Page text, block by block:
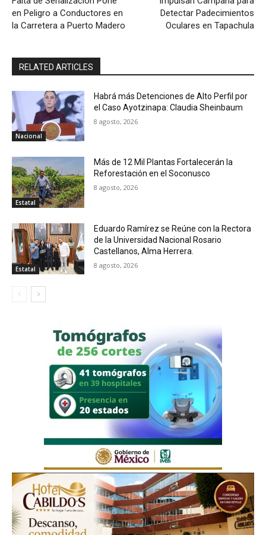
en Peligro a Conductores en
la Carretera a Puerto Madero
Detectar Padecimientos
Oculares en Tapachula
RELATED ARTICLES
Nacional
Habrá más Detenciones de Alto Perfil por
el Caso Ayotzinapa: Claudia Sheinbaum
8 agosto, 2026
Estatal
Más de 12 Mil Plantas Fortalecerán la
Reforestación en el Soconusco
8 agosto, 2026
Estatal
Eduardo Ramírez se Reúne con la Rectora
de la Universidad Nacional Rosario
Castellanos, Alma Herrera.
8 agosto, 2026